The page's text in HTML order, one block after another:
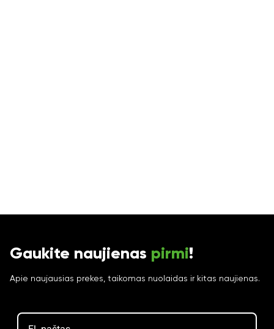
Gaukite naujienas pirmi!
Apie naujausias prekes, taikomas nuolaidas ir kitas naujienas.